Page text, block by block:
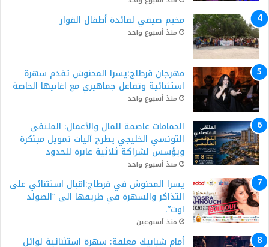
مخيم صيفي لفائدة أطفال الفوار
منذ أسبوع واحد
مهرجان قرطاج:يسرا المحنوش تقدم سهرة
استثنائية وتفاعل جماهيري مع اغانيها الخاصة
منذ أسبوع واحد
الحمامات عاصمة للمال والأعمال: الملتقى
التونسي الخليجي يطرح آليات تمويل مبتكرة
ويؤسس لشراكة ثلاثية عابرة للحدود
منذ أسبوع واحد
يسرا المحنوش في قرطاج:اقبال استثنائي على
التذاكر والسهرة في طريقها الى “الصولد
اوت”.
منذ أسبوعين
أمام شبابيك مغلقة: سهرة استثنائية لوائل